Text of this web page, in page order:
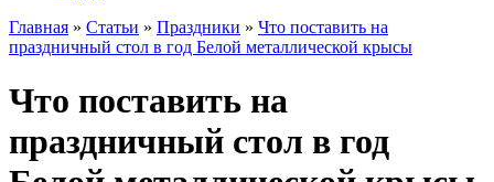
Главная » Статьи » Праздники » Что поставить на
праздничный стол в год Белой металлической крысы
Что поставить на
праздничный стол в год